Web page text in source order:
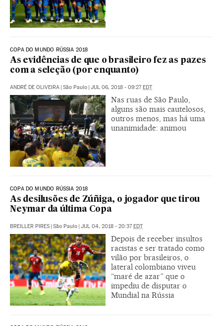
COPA DO MUNDO RÚSSIA 2018
As evidências de que o brasileiro fez as pazes
com a seleção (por enquanto)
ANDRÉ DE OLIVEIRA | São Paulo | JUL 06, 2018 - 09:27EDT
Nas ruas de São Paulo,
alguns são mais cautelosos,
outros menos, mas há uma
unanimidade: animou
COPA DO MUNDO RÚSSIA 2018
As desilusões de Zúñiga, o jogador que tirou
Neymar da última Copa
BREILLER PIRES | São Paulo | JUL 04, 2018 - 20:37EDT
Depois de receber insultos
racistas e ser tratado como
vilão por brasileiros, o
lateral colombiano viveu
“maré de azar” que o
impediu de disputar o
Mundial na Rússia